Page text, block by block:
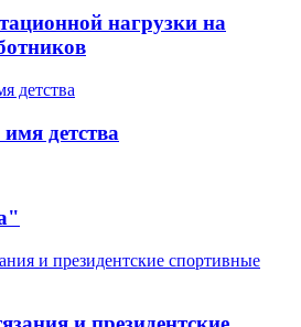
нагрузки на
детства